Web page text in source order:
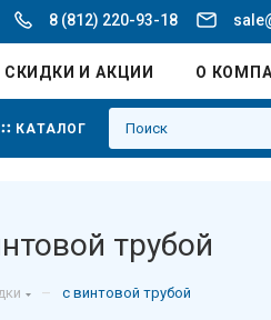
8 (812) 220-93-18
СКИДКИ И АКЦИИ О
КАТАЛОГ
трубой
– с винтовой трубой